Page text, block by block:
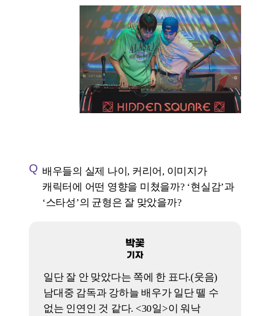
대략 36살까지다. 내가 딱 그 나이다. 그럼
나도 20대 친구들과 같이 청년 혜택을
받는 건가, 애 낳고 결혼 생활을 하고 그런
것도 다 청년의 삶 안에서 똑같이
묘사해도 무리가 없나? 그렇지는 않은 것
같다. <퍼스트 라이드>의 주인공들은
사실상 30대 후반 느낌이 든다. 그래서 이
영화를 ‘청춘영화’의 범주에 넣어야 할까,
아니면 그냥 소중한 사람을 잃었던 기억
이우빈
요즘은 사실상 예능을 본다. tvN <
콩콩팥팥> 시리즈나 ENA <지구마불
세계여행> 시리즈 같은. 차라리 그런
예능들을 보는 편이 청춘 코미디의
이미지적인 감각을 대리만족하기 딱
좋기 때문이다. 그러니 영화에서 굳이